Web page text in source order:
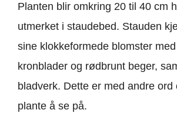
Planten blir omkring 20 til 40 cm
utmerket i staudebed. Stauden
sine klokkeformede blomster
kronblader og rødbrunt beger,
bladverk. Dette er med andre ord
plante å se på.